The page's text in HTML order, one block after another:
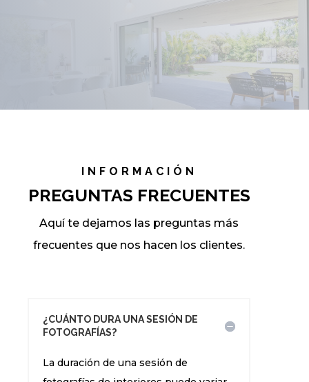
INFORMACIÓN
PREGUNTAS FRECUENTES
Aquí te dejamos las preguntas más
frecuentes que nos hacen los clientes.
¿CUÁNTO DURA UNA SESIÓN DE
FOTOGRAFÍAS?
La duración de una sesión de